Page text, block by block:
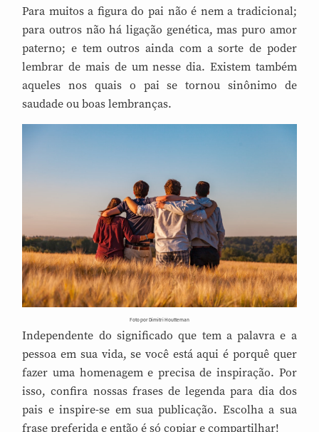
Para muitos a figura do pai não é nem a tradicional;
para outros não há ligação genética, mas puro amor
paterno; e tem outros ainda com a sorte de poder
lembrar de mais de um nesse dia. Existem também
aqueles nos quais o pai se tornou sinônimo de
saudade ou boas lembranças.
Foto por Dimitri Houtteman
Independente do significado que tem a palavra e a
pessoa em sua vida, se você está aqui é porquê quer
fazer uma homenagem e precisa de inspiração. Por
isso, confira nossas frases de legenda para dia dos
pais e inspire-se em sua publicação. Escolha a sua
frase preferida e então é só copiar e compartilhar!